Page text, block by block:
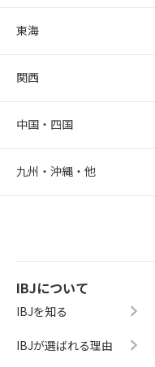
東海
関西
中国・四国
九州・沖縄・他
IBJについて
IBJを知る
IBJが選ばれる理由